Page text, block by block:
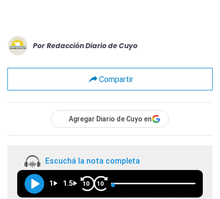
Por Redacción Diario de Cuyo
Compartir
Agregar Diario de Cuyo en
Escuchá la nota completa
1 1.5 10 10